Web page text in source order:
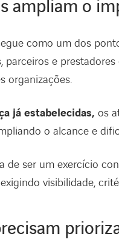
ampliam o
como um dos
parceiros e
organizações.
já estabelecidas, os
o alcance e
de ser um exercício
visibilidade,